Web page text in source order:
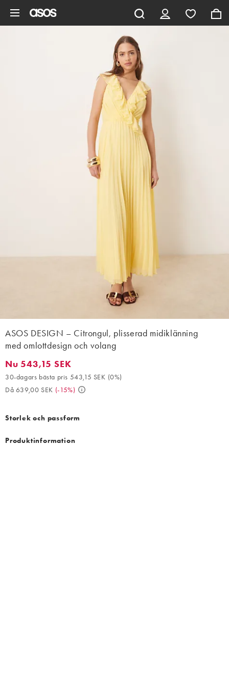
ASOS DESIGN – Citrongul, plisserad midiklänning
med omlottdesign och volang
Nu 543,15 SEK. 30-dagars bästa pris 543,15 SEK (0%). Då
Nu 543,15 SEK
30-dagars bästa pris 543,15 SEK (0%)
Då 639,00 SEK (-15%)
Storlek och passform
Produktinformation